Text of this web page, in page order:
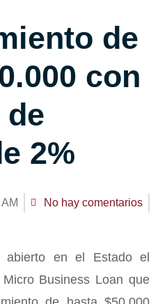
de
con
de
2%
No hay comentarios
en el Estado el
Business Loan que